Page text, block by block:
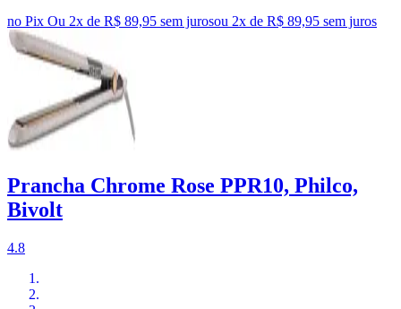
no Pix Ou 2x de R$ 89,95 sem jurosou 2x de R$ 89,95 sem juros
Prancha Chrome Rose PPR10, Philco,
Bivolt
4.8